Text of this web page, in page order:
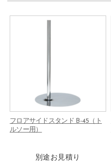
フロアサイドスタンド B-45（ト
ルソー用）
別途お見積り